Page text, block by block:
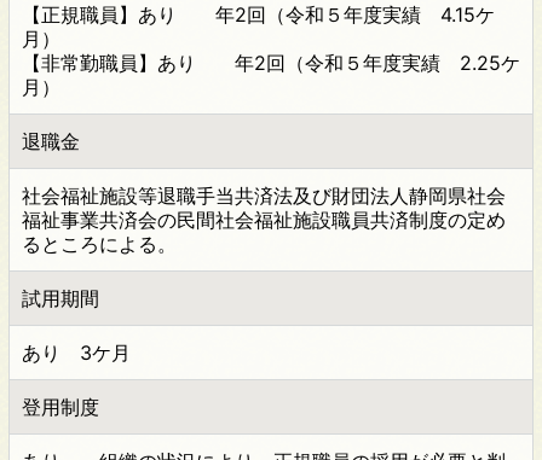
【正規職員】あり 年2回（令和５年度実績 4.15ケ
月）
【非常勤職員】あり 年2回（令和５年度実績 2.25ケ
月）
退職金
社会福祉施設等退職手当共済法及び財団法人静岡県社会
福祉事業共済会の民間社会福祉施設職員共済制度の定め
るところによる。
試用期間
あり 3ケ月
登用制度